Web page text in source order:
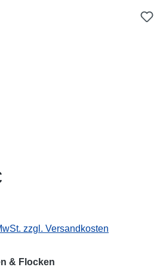
zzgl. Versandkosten
& Flocken